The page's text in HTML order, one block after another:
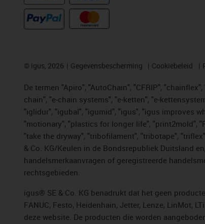
© igus, 2026 Gegevensbescherming Cookiebeleid
De termen "Apiro", "AutoChain", "CFRIP",
chain", "e-chain systems", "e-ketten", "e-
"iglidur", "igubal", "igumid", "igus", "igus improves
"motionary", "plastics for longer life", "print2mold",
"take the dryway", "tribofilament", "tribotape",
& Co. KG/Keulen in de Bondsrepubliek Duitsland
handelsmerkaanvragen of geregistreerde
rechtsgebieden.
igus® SE & Co. KG benadrukt dat het geen
FANUC, Festo, Heidenhain, Jetter, Lenze, LinMot,
deze website. De producten die worden